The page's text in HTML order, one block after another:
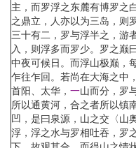
主，而罗浮之东麓有博罗之
之鼎立，人亦以为三岛，则
三十有二，罗与浮半之，游
入，则浮多而罗少。罗之巅
中夜可候日。而浮山极巅，
乍往乍回。若尚在大海之中
首阳、太华， 一山而分，罗
所以通黄河，合之者所以镇
凹，是曰泉源，山之交〈山
浮，浮之水与罗相吐吞，罗